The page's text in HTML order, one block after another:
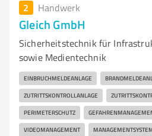
2 Handwerk
Gleich GmbH
Sicherheitstechnik für
sowie Medientechnik
EINBRUCHMELDEANLAGE
ZUTRITTSKONTROLLANLAGE
PERIMETERSCHUTZ
VIDEOMANAGEMENT